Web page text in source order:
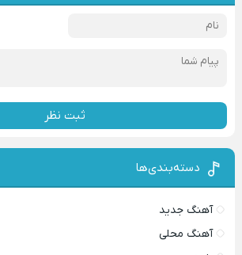
ثبت نظر
دسته‌بندی‌ها
آهنگ جدید
آهنگ محلی